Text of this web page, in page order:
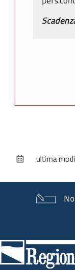
documento
ultima
di
pagina